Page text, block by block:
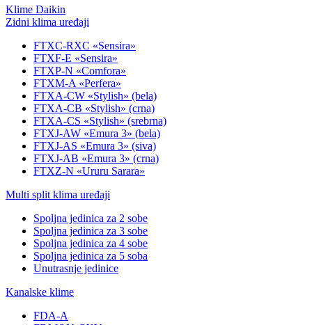
Klime Daikin
Zidni klima uređaji
FTXC-RXC «Sensira»
FTXF-E «Sensira»
FTXP-N «Comfora»
FTXM-A «Perfera»
FTXA-CW «Stylish» (bela)
FTXA-CB «Stylish» (crna)
FTXA-CS «Stylish» (srebrna)
FTXJ-AW «Emura 3» (bela)
FTXJ-AS «Emura 3» (siva)
FTXJ-AB «Emura 3» (crna)
FTXZ-N «Ururu Sarara»
Multi split klima uređaji
Spoljna jedinica za 2 sobe
Spoljna jedinica za 3 sobe
Spoljna jedinica za 4 sobe
Spoljna jedinica za 5 soba
Unutrasnje jedinice
Kanalske klime
FDA-A